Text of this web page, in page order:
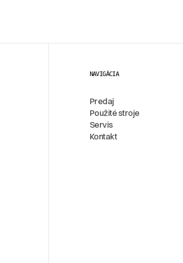
NAVIGÁCIA
Predaj
Použité stroje
Servis
Kontakt